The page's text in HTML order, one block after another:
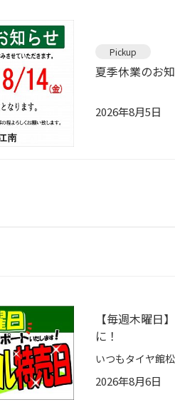
Pickup
夏季休業のお
2026年8月5日
【毎週木曜日
に！
2026年8月6日